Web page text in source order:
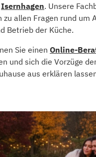
Isernhagen. Unsere
zu allen Fragen rund um
Betrieb der Küche.
Sie einen Online-
und sich die Vorzüge
aus erklären